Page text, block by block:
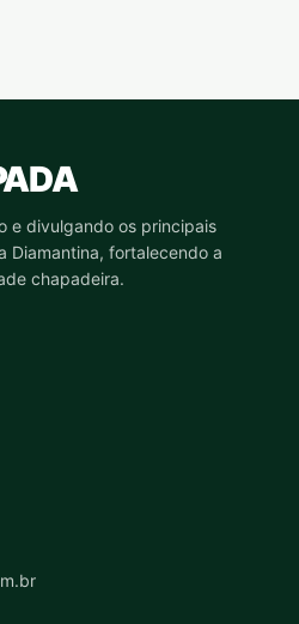
e divulgando os principais
Diamantina, fortalecendo a
chapadeira.